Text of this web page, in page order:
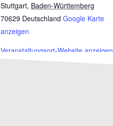
Stuttgart, Baden-Württemberg
70629 Deutschland Google Karte
anzeigen
Veranstaltungsort-Website anzeigen